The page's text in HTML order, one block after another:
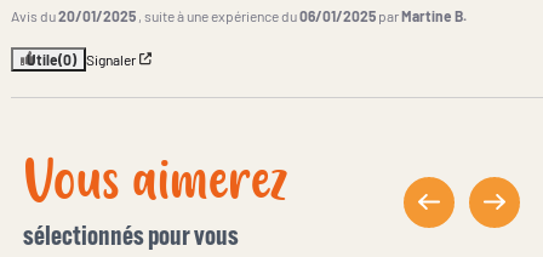
Avis du20/01/2025 , suite à une expérience du06/01/2025 parMartine B.
Utile(0) Signaler
Vous aimerez
sélectionnés pour vous